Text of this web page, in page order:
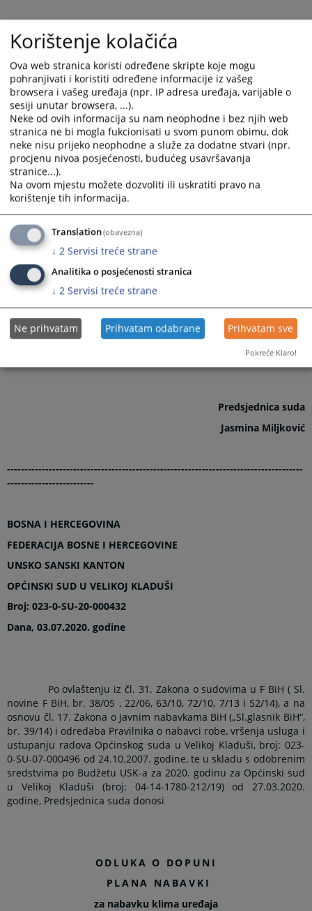
Ovom Odlukom vrši se dopuna Plana nabavki Općinskog
suda u Velikoj Kladuši broj 023-0-Su-20-000 252 od
08.04.2020.godine, na način da se isti dopunjuje slijedećim
stavkama:
-saniranje odvodnih cijevi i izolacija u iznosu cca
1.200,00 KM
-servisiranje peći za centralno grijanje u iznosu cca
1.500,00 KM
Za navedene nabavke će se donijeti posebna Odluka o
raspisivanju javnih nabavki, a obavit će se Direktnim
sporazumom u skladu s Zakona o javnim nabavkama BiH.
Ova Odluka se prilaže Planu nabavki za sukcesivnu
isporuku roba i usluga u periodu 2020. - 2022.godine i čini
Predsjednica suda
Jasmina Miljković
-------------------------------------------------------------------------------------
-------------------------
BOSNA I HERCEGOVINA
FEDERACIJA BOSNE I HERCEGOVINE
UNSKO SANSKI KANTON
OPĆINSKI SUD U VELIKOJ KLADUŠI
Broj: 023-0-SU-20-000432
Dana, 03.07.2020. godine
Po ovlaštenju iz čl. 31. Zakona o sudovima u F BiH ( Sl.
novine F BiH, br. 38/05 , 22/06,63/10, 72/10, 7/13 i 52/14), a na
osnovu čl. 17. Zakona o javnim nabavkama BiH („Sl.glasnik BiH“,
br. 39/14) i odredaba Pravilnika o nabavci robe, vršenja usluga i
ustupanju radova Općinskog suda u Velikoj Kladuši, broj: 023-
0-SU-07-000496 od 24.10.2007. godine, te u skladu s odobrenim
sredstvima po Budžetu USK-a za 2020. godinu za Općinski sud
u Velikoj Kladuši (broj: 04-14-1780-212/19) od 27.03.2020.
godine, Predsjednica suda donosi
ODLUKA O DOPUNI
PLANA NABAVKI
za nabavku klima uređaja
Korištenje kolačića
Ova web stranica koristi određene skripte koje mogu
pohranjivati i koristiti određene informacije iz vašeg
browsera i vašeg uređaja (npr. IP adresa uređaja, varijable o
sesiji unutar browsera, ...).
Neke od ovih informacija su nam neophodne i bez njih web
stranica ne bi mogla fukcionisati u svom punom obimu, dok
neke nisu prijeko neophodne a služe za dodatne stvari (npr.
procjenu nivoa posjećenosti, budućeg usavršavanja
stranice...).
Na ovom mjestu možete dozvoliti ili uskratiti pravo na
korištenje tih informacija.
Translation(obavezna)
↓ 2 Servisi treće strane
Analitika o posjećenosti stranica
↓ 2 Servisi treće strane
Ne prihvatam Prihvatam odabrane Prihvatam sve
Pokreće Klaro!